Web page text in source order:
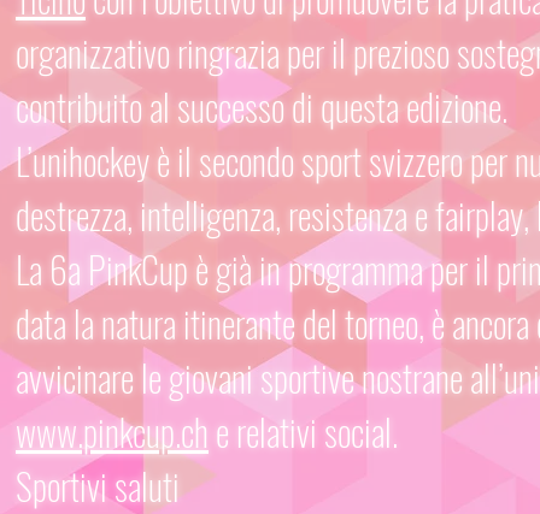
organizzativo ringrazia per il prezioso
contribuito al successo di questa edizione.
L’unihockey è il secondo sport svizzero
destrezza, intelligenza, resistenza e
La 6a PinkCup è già in programma per il
data la natura itinerante del torneo, è
avvicinare le giovani sportive nostrane
www.pinkcup.che relativi social.
Sportivi saluti